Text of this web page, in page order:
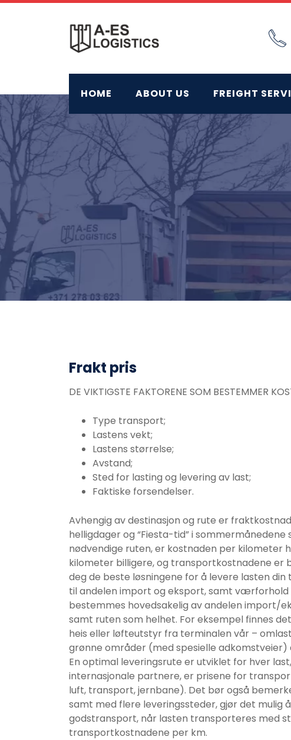
Skip
HOME ABOUT US FREIGHT
Frakt pris
DE VIKTIGSTE FAKTORENE SOM BESTEMMER
Type transport;
Lastens vekt;
Lastens størrelse;
Avstand;
Sted for lasting og levering av last;
Faktiske forsendelser.
Avhengig av destinasjon og rute er
helligdager og “Fiesta-tid” i
nødvendige ruten, er kostnaden per kilometer
kilometer billigere, og transportkostnadene er
deg de beste løsningene for å levere lasten
til andelen import og eksport, samt værforhold
bestemmes hovedsakelig av andelen import/
samt ruten som helhet. For eksempel finnes
heis eller løfteutstyr fra terminalen vår –
grønne områder (med spesielle
En optimal leveringsrute er utviklet for hver
internasjonale partnere, er prisene for
luft, transport, jernbane). Det bør også
samt med flere leveringssteder, gjør det mulig
godstransport, når lasten transporteres med
transportkostnadene per km.